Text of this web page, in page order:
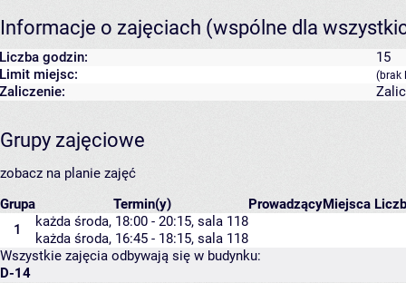
Informacje o zajęciach (wspólne dla
Liczba godzin:
15
Limit miejsc:
(brak
Zaliczenie:
Grupy zajęciowe
zobacz na planie zajęć
Grupa
Termin(y) ProwadzącyMiejsca
1
każda środa, 18:00 - 20:15, sala 118
każda środa, 16:45 - 18:15, sala 118
Wszystkie zajęcia odbywają się w budynku:
D-14